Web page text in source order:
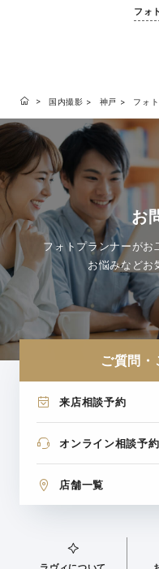
フォ
国内撮影 神戸 フォ
お
フォトプランナーがお
お悩みなどお
ご質問・
来店相談予約
オンライン相談予約
店舗一覧